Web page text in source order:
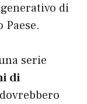
di
serie
di